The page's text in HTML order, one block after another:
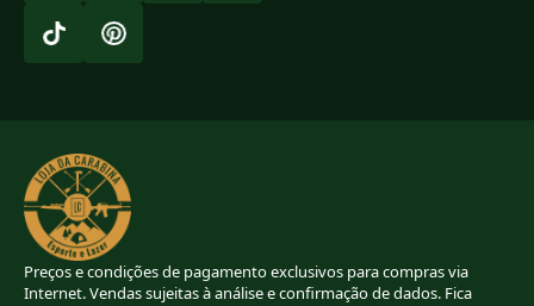
Preços e condições de pagamento exclusivos para compras via
Internet. Vendas sujeitas à análise e confirmação de dados. Fica